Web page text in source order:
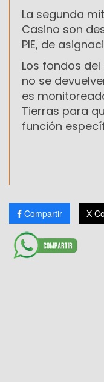
La segunda
Casino son
PIE, de
Los fondos
no se
es
Tierras para
función
Compartir X